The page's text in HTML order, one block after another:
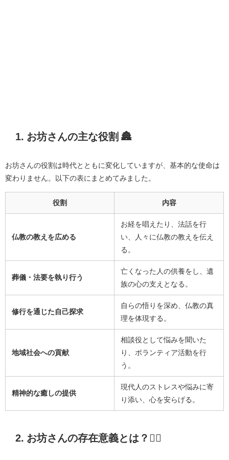
1. お坊さんの主な役割 🏯
お坊さんの役割は時代とともに変化していますが、基本的な使命は
変わりません。以下の表にまとめてみました。
役割 内容
仏教の教えを広める
お経を唱えたり、法話を行
い、人々に仏教の教えを伝え
る。
葬儀・法要を執り行う
亡くなった人の供養をし、遺
族の心の支えとなる。
修行を通じた自己探求
自らの悟りを深め、仏教の真
理を体現する。
地域社会への貢献
相談役として悩みを聞いた
り、ボランティア活動を行
う。
精神的な癒しの提供
現代人のストレスや悩みに寄
り添い、心を安らげる。
2. お坊さんの存在意義とは？🧘‍♂️